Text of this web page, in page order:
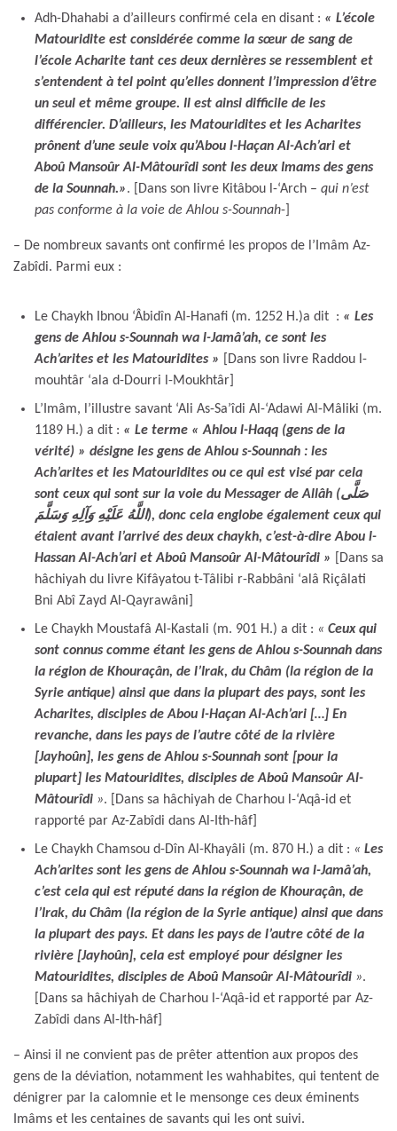
Adh-Dhahabi a d’ailleurs confirmé cela en disant : « L’école
Matouridite est considérée comme la sœur de sang de
l’école Acharite tant ces deux dernières se ressemblent et
s’entendent à tel point qu’elles donnent l’impression d’être
un seul et même groupe. Il est ainsi difficile de les
différencier. D’ailleurs, les Matouridites et les Acharites
prônent d’une seule voix qu’Abou l-Haçan Al-Ach’ari et
Aboû Mansoûr Al-Mâtourîdi sont les deux Imams des gens
de la Sounnah.». [Dans son livre Kitâbou l-‘Arch – qui n’est
pas conforme à la voie de Ahlou s-Sounnah-]
– De nombreux savants ont confirmé les propos de l’Imâm Az-
Zabîdi. Parmi eux :
Le Chaykh Ibnou ‘Âbidîn Al-Hanafi (m. 1252 H.)a dit : « Les
gens de Ahlou s-Sounnah wa l-Jamâ’ah, ce sont les
Ach’arites et les Matouridites »
[Dans son livre Raddou l-
mouhtâr ‘ala d-Dourri l-Moukhtâr]
L’Imâm, l’illustre savant ‘Ali As-Sa’îdi Al-‘Adawi Al-Mâliki (m.
1189 H.) a dit : « Le terme « Ahlou l-Haqq (gens de la
vérité) » désigne les gens de Ahlou s-Sounnah : les
Ach’arites et les Matouridites ou ce qui est visé par cela
sont ceux qui sont sur la voie du Messager de Allâh (صَلَّى
اللَّهُ عَلَيْهِ وَآلِهِ وَسَلَّمَ), donc cela englobe également ceux qui
étaient avant l’arrivé des deux chaykh, c’est-à-dire Abou l-
Hassan Al-Ach’ari et Aboû Mansoûr Al-Mâtourîdi »
[Dans sa
hâchiyah du livre Kifâyatou t-Tâlibi r-Rabbâni ‘alâ Riçâlati
Bni Abî Zayd Al-Qayrawâni]
Le Chaykh Moustafâ Al-Kastali (m. 901 H.) a dit : « Ceux qui
sont connus comme étant les gens de Ahlou s-Sounnah dans
la région de Khouraçân, de l’Irak, du Châm (la région de la
Syrie antique) ainsi que dans la plupart des pays, sont les
Acharites, disciples de Abou l-Haçan Al-Ach’ari […] En
revanche, dans les pays de l’autre côté de la rivière
[Jayhoûn], les gens de Ahlou s-Sounnah sont [pour la
plupart] les Matouridites, disciples de Aboû Mansoûr Al-
Mâtourîdi ». [Dans sa hâchiyah de Charhou l-‘Aqâ-id et
rapporté par Az-Zabîdi dans Al-Ith-hâf]
Le Chaykh Chamsou d-Dîn Al-Khayâli (m. 870 H.) a dit : « Les
Ach’arites sont les gens de Ahlou s-Sounnah wa l-Jamâ’ah,
c’est cela qui est réputé dans la région de Khouraçân, de
l’Irak, du Châm (la région de la Syrie antique) ainsi que dans
la plupart des pays. Et dans les pays de l’autre côté de la
rivière [Jayhoûn], cela est employé pour désigner les
Matouridites, disciples de Aboû Mansoûr Al-Mâtourîdi ».
[Dans sa hâchiyah de Charhou l-‘Aqâ-id et rapporté par Az-
Zabîdi dans Al-Ith-hâf]
– Ainsi il ne convient pas de prêter attention aux propos des
gens de la déviation, notamment les wahhabites, qui tentent de
dénigrer par la calomnie et le mensonge ces deux éminents
Imâms et les centaines de savants qui les ont suivi.